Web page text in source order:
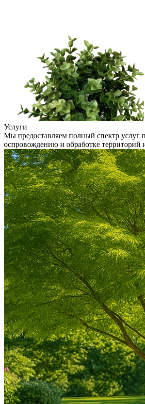
Услуги
Мы предоставляем полный спектр услуг
оспровождению и обработке территорий